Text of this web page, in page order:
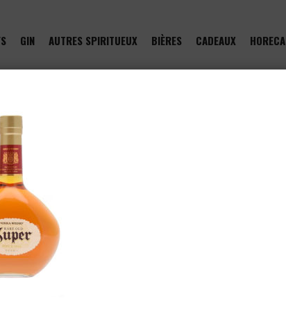
GIN AUTRES SPIRITUEUX BIÈRES CADEAUX HORECA
in